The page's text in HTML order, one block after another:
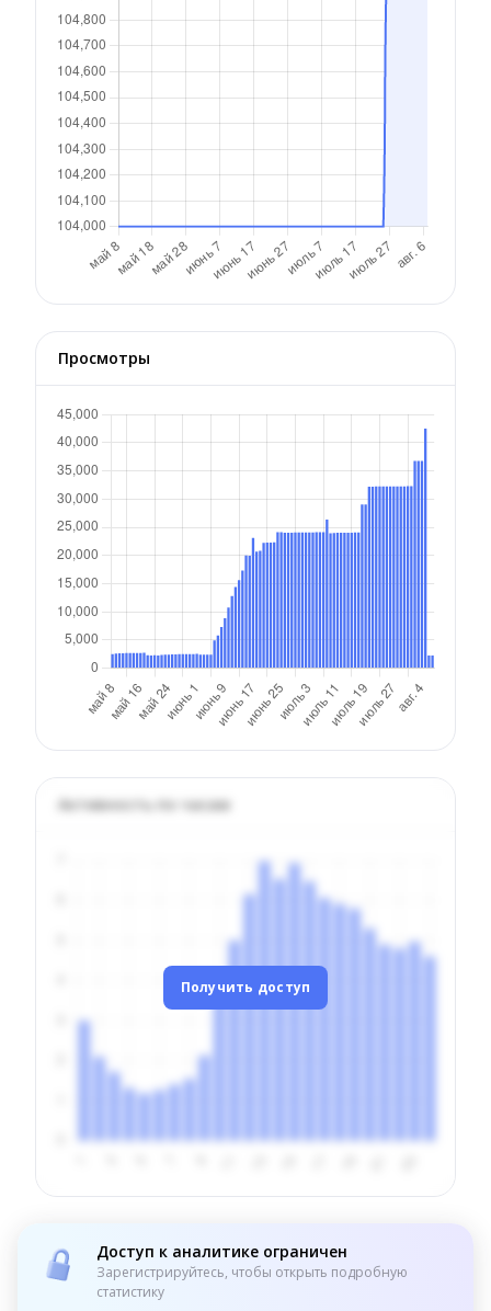
Просмотры
Активность по часам
Получить доступ
Доступ к аналитике ограничен
Зарегистрируйтесь, чтобы открыть подробную
статистику